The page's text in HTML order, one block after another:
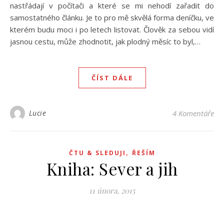
nastřádají v počítači a které se mi nehodí zařadit do
samostatného článku. Je to pro mě skvělá forma deníčku, ve
kterém budu moci i po letech listovat. Člověk za sebou vidí
jasnou cestu, může zhodnotit, jak plodný měsíc to byl,…
ČÍST DÁLE
Lucie 4 Komentáře
ČTU & SLEDUJI , ŘEŠÍM
Kniha: Sever a jih
11 února, 2015